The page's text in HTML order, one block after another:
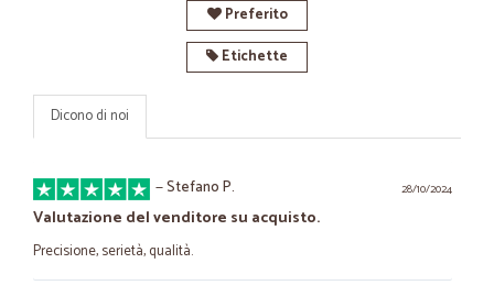
Preferito
Etichette
Dicono di noi
28/10/2024
—Stefano P.
Valutazione del venditore su acquisto.
Precisione, serietà, qualità.